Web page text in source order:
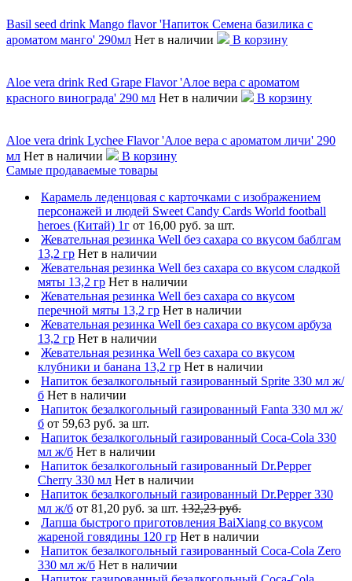
Basil seed drink Mango flavor 'Напиток Семена базилика с
ароматом манго' 290мл Нет в наличии В корзину
Aloe vera drink Red Grape Flavor 'Алое вера с ароматом
красного винограда' 290 мл Нет в наличии В корзину
Aloe vera drink Lychee Flavor 'Алое вера с ароматом личи' 290
мл Нет в наличии
В корзину
Самые продаваемые товары
Карамель леденцовая с карточками с изображением
персонажей и людей Sweet Candy Cards World football
heroes (Китай) 1г от 16,00 руб. за шт.
Жевательная резинка Well без сахара со вкусом баблгам
13,2 гр Нет в наличии
Жевательная резинка Well без сахара со вкусом сладкой
мяты 13,2 гр Нет в наличии
Жевательная резинка Well без сахара со вкусом
перечной мяты 13,2 гр Нет в наличии
Жевательная резинка Well без сахара со вкусом арбуза
13,2 гр Нет в наличии
Жевательная резинка Well без сахара со вкусом
клубники и банана 13,2 гр Нет в наличии
Напиток безалкогольный газированный Sprite 330 мл ж/
б Нет в наличии
Напиток безалкогольный газированный Fanta 330 мл ж/
б от 59,63 руб. за шт.
Напиток безалкогольный газированный Coca-Cola 330
мл ж/б Нет в наличии
Напиток безалкогольный газированный Dr.Pepper
Cherry 330 мл Нет в наличии
Напиток безалкогольный газированный Dr.Pepper 330
мл ж/б от 81,20 руб. за шт. 132,23 руб.
Лапша быстрого приготовления BaiXiang со вкусом
жареной говядины 120 гр Нет в наличии
Напиток безалкогольный газированный Coca-Cola Zero
330 мл ж/б Нет в наличии